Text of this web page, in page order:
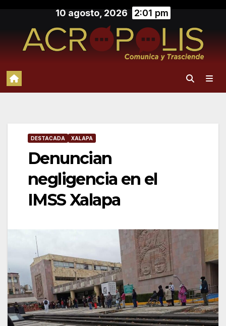
contenido
10 agosto, 2026 2:01 pm
DESTACADA XALAPA
Denuncian
negligencia en el
IMSS Xalapa